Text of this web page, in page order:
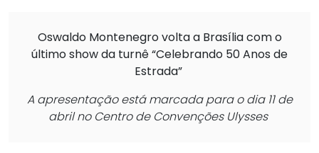
Oswaldo Montenegro volta a Brasília com o
último show da turnê “Celebrando 50 Anos de
Estrada”
A apresentação está marcada para o dia 11 de
abril no Centro de Convenções Ulysses